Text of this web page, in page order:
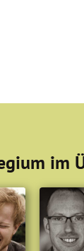
im